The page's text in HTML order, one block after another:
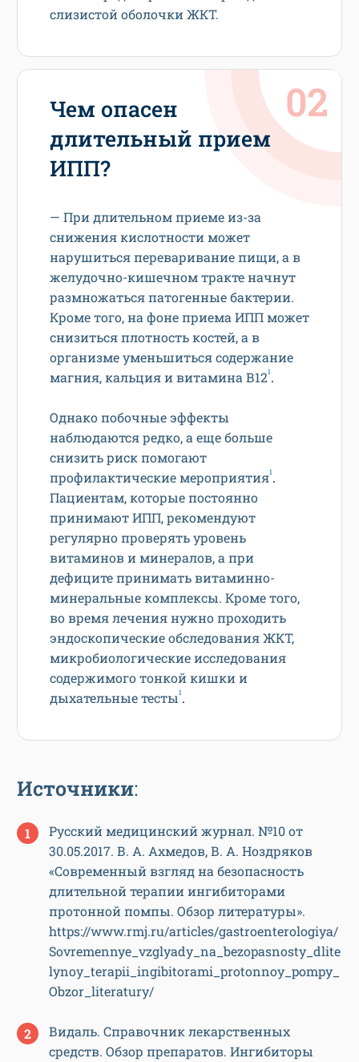
слизистой оболочки ЖКТ.
Чем опасен
длительный прием
ИПП?
— При длительном приеме из-за
снижения кислотности может
нарушиться переваривание пищи, а в
желудочно-кишечном тракте начнут
размножаться патогенные бактерии.
Кроме того, на фоне приема ИПП может
снизиться плотность костей, а в
организме уменьшиться содержание
магния, кальция и витамина В121.
Однако побочные эффекты
наблюдаются редко, а еще больше
снизить риск помогают
профилактические мероприятия1.
Пациентам, которые постоянно
принимают ИПП, рекомендуют
регулярно проверять уровень
витаминов и минералов, а при
дефиците принимать витаминно-
минеральные комплексы. Кроме того,
во время лечения нужно проходить
эндоскопические обследования ЖКТ,
микробиологические исследования
содержимого тонкой кишки и
дыхательные тесты1.
Источники:
Русский медицинский журнал. №10 от
30.05.2017. В. А. Ахмедов, В. А. Ноздряков
«Современный взгляд на безопасность
длительной терапии ингибиторами
протонной помпы. Обзор литературы».
https://www.rmj.ru/articles/gastroenterologiya/
Sovremennye_vzglyady_na_bezopasnosty_dlite
lynoy_terapii_ingibitorami_protonnoy_pompy_
Obzor_literatury/
Видаль. Справочник лекарственных
средств. Обзор препаратов. Ингибиторы